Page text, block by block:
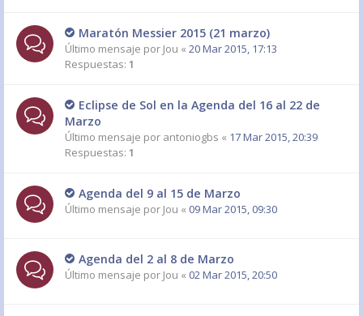
Maratón Messier 2015 (21 marzo)
Último mensaje por Jou « 20 Mar 2015, 17:13
Respuestas: 1
Eclipse de Sol en la Agenda del 16 al 22 de
Marzo
Último mensaje por antoniogbs « 17 Mar 2015, 20:39
Respuestas: 1
Agenda del 9 al 15 de Marzo
Último mensaje por Jou « 09 Mar 2015, 09:30
Agenda del 2 al 8 de Marzo
Último mensaje por Jou « 02 Mar 2015, 20:50